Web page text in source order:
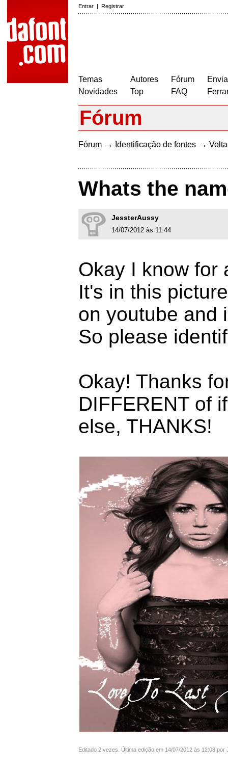
Entrar | Registrar
Temas
Novidades
Autores
Top
Fórum
FAQ
Fórum
Fórum → Identificação de fontes →
Whats the
JessterAussy
14/07/2012 às 11:44
Okay I know for
It's in this
on youtube and
So please
Okay! Thanks
DIFFERENT of
else, THANKS!
Editado 2 vezes. Última edição em 14/07/2012 às 12:08